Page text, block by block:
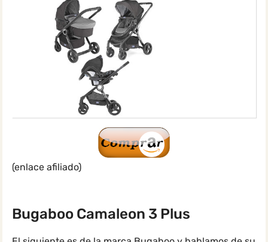
(enlace afiliado)
Bugaboo Camaleon 3 Plus